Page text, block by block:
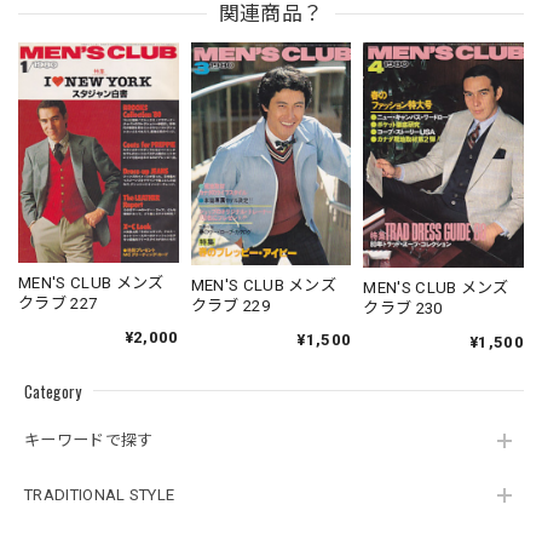
Category
キーワードで探す
TRADITIONAL STYLE
関連商品？
MEN'S CLUB メンズ
クラブ 227
¥2,000
MEN'S CLUB メンズ
クラブ 229
¥1,500
MEN'S CLUB メンズ
クラブ 230
¥1,500